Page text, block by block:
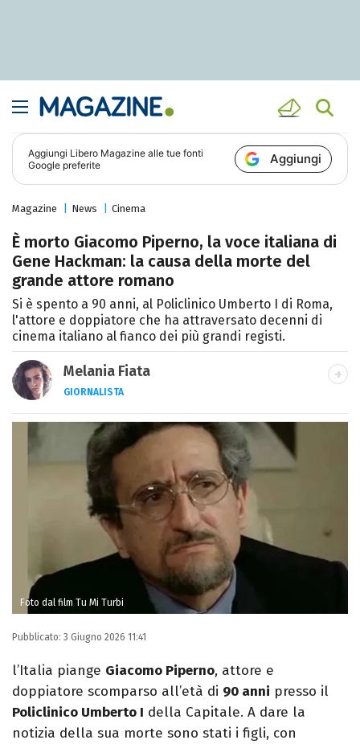
Aggiungi Libero Magazine alle tue fonti
Google preferite
Aggiungi
Magazine News Cinema
È morto Giacomo Piperno, la voce italiana di
Gene Hackman: la causa della morte del
grande attore romano
Si è spento a 90 anni, al Policlinico Umberto I di Roma,
l'attore e doppiatore che ha attraversato decenni di
cinema italiano al fianco dei più grandi registi.
Melania Fiata
GIORNALISTA
Laureata in Lettere, divoratrice di libri e
serie. Scrivo di spettacoli, film e TV.
Foto dal film Tu Mi Turbi
Pubblicato: 3 Giugno 2026 11:41
l’Italia piange Giacomo Piperno, attore e
doppiatore scomparso all’età di 90 anni presso il
Policlinico Umberto I della Capitale. A dare la
notizia della sua morte sono stati i figli, con